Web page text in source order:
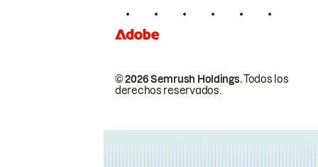
© 2026 Semrush Holdings.Todos los
derechos reservados.